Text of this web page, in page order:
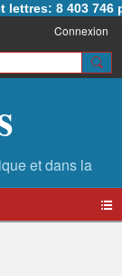
8 403 746
Connexion